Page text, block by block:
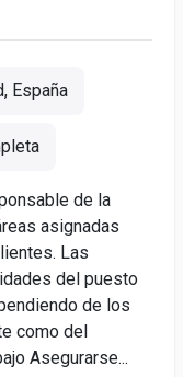
España
de la
asignadas
Las
del puesto
de los
como del
Asegurarse...